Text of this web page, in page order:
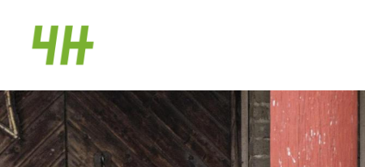
sivun
sisältöön
Huittisten 4H-yhdistys